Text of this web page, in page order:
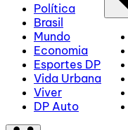
Política
Brasil
Mundo
Economia
Esportes DP
Vida Urbana
Viver
DP Auto